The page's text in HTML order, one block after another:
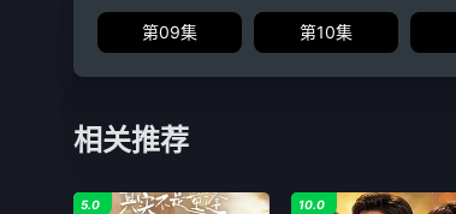
第09集 第10集
相关推荐
5.0 10.0